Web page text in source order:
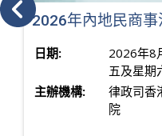
2026年內地民商
日期:
2026年8
五及星期
主辦機構:
律政司香
院